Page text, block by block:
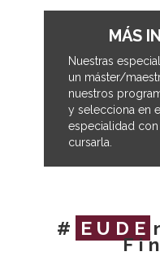
MÁS
Nuestras
un máster/
nuestros
y selecciona en
especialidad
cursarla.
# EUDE